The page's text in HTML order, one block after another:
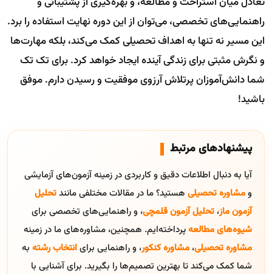
راهنمایی‌های تخصصی، می‌توان از این دوره نهایت استفاده را برد.
این مسیر نه تنها به اهداف تحصیلی کمک می‌کند، بلکه مهارت‌ها
و نگرش مثبتی برای زندگی آینده ایجاد خواهد کرد. برای تک تک
شما دانش‌آموزان پرتلاش آرزوی موفقیت و رسیدن دارم. موفق
باشید!
پیشنهادهای مرتبط
آیا به دنبال اطلاعات دقیق و کاربردی در زمینه آزمون‌های آزمایشی
ومشاوره تحصیلی هستید؟ ما در مقالات مختلفی مانندتحلیل
آزمون ماز، تحلیل آزمون قلمچی، و راهنمایی‌های تخصصی برای
شیوه‌های مطالعهپرداخته‌ایم. همچنین، مشاوره‌های ما در زمینه
مشاوره تحصیلی، مشاوره کنکور، و راهنمایی برایانتخاب رشته به
شما کمک می‌کند تا بهترین تصمیم‌ها را بگیرید. برای آشنایی با